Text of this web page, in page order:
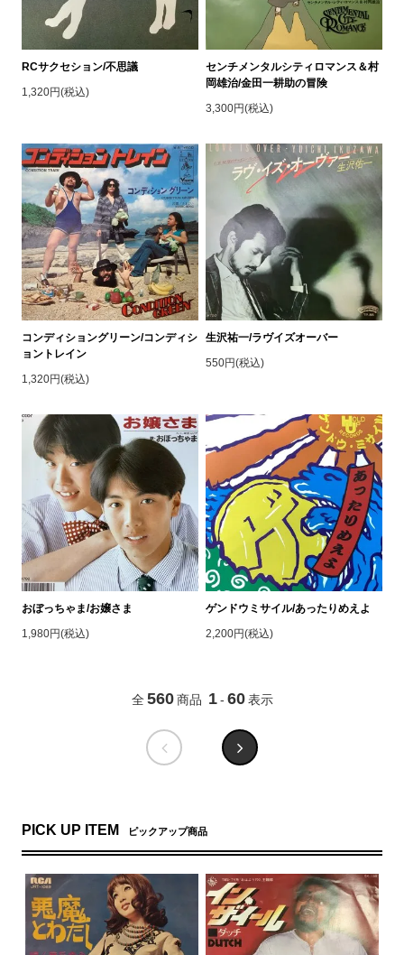
RCサクセション/不思議
1,320円(税込)
センチメンタルシティロマンス＆村
岡雄治/金田一耕助の冒険
3,300円(税込)
コンディショングリーン/コンディシ
ョントレイン
1,320円(税込)
生沢祐一/ラヴイズオーバー
550円(税込)
おぼっちゃま/お嬢さま
1,980円(税込)
ゲンドウミサイル/あったりめえよ
2,200円(税込)
全 560 商品 1 - 60 表示
PICK UP ITEM ピックアップ商品